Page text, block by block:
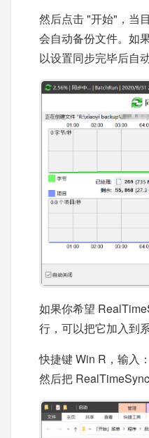
然后点击 "开始"，当
会自动备份文件。如
以设置同步完毕后自
如果你希望
行，可以把它加入到
快捷键 Win R，输入
然后把